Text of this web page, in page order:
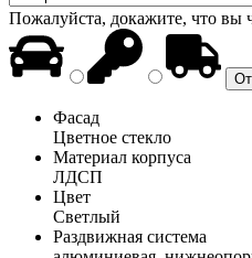
Пожалуйста, докажите, что вы
Фасад
Цветное стекло
Материал корпуса
ЛДСП
Цвет
Светлый
Раздвижная система